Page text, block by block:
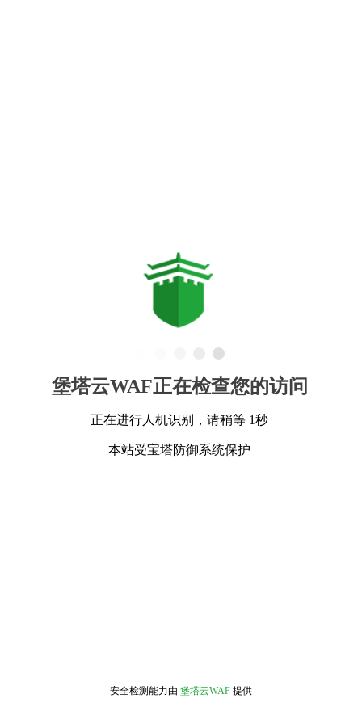
堡塔云WAF正在检查您的访问
正在进行人机识别，请稍等 1秒
本站受宝塔防御系统保护
安全检测能力由 堡塔云WAF 提供